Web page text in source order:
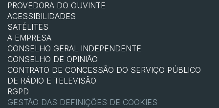
PROVEDORA DO OUVINTE
ACESSIBILIDADES
SATÉLITES
A EMPRESA
CONSELHO GERAL INDEPENDENTE
CONSELHO DE OPINIÃO
CONTRATO DE CONCESSÃO DO SERVIÇO PÚBLICO
DE RÁDIO E TELEVISÃO
RGPD
GESTÃO DAS DEFINIÇÕES DE COOKIES